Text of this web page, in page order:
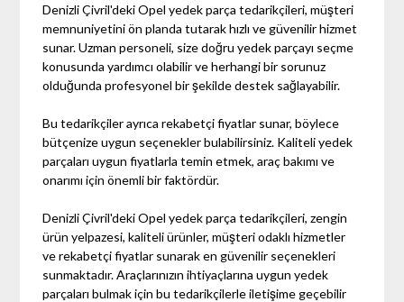
Denizli Çivril'deki Opel yedek parça tedarikçileri, müşteri
memnuniyetini ön planda tutarak hızlı ve güvenilir hizmet
sunar. Uzman personeli, size doğru yedek parçayı seçme
konusunda yardımcı olabilir ve herhangi bir sorunuz
olduğunda profesyonel bir şekilde destek sağlayabilir.
Bu tedarikçiler ayrıca rekabetçi fiyatlar sunar, böylece
bütçenize uygun seçenekler bulabilirsiniz. Kaliteli yedek
parçaları uygun fiyatlarla temin etmek, araç bakımı ve
onarımı için önemli bir faktördür.
Denizli Çivril'deki Opel yedek parça tedarikçileri, zengin
ürün yelpazesi, kaliteli ürünler, müşteri odaklı hizmetler
ve rekabetçi fiyatlar sunarak en güvenilir seçenekleri
sunmaktadır. Araçlarınızın ihtiyaçlarına uygun yedek
parçaları bulmak için bu tedarikçilerle iletişime geçebilir